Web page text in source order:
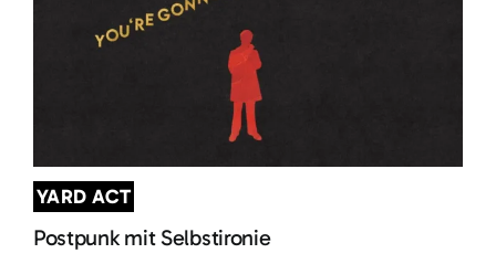
YARD ACT
Postpunk mit Selbstironie